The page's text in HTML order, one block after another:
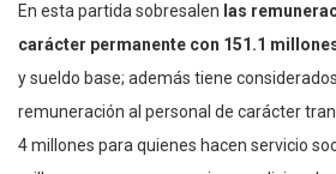
En esta partida sobresalen las
carácter permanente con 151.1
y sueldo base; además tiene
remuneración al personal de carácter
4 millones para quienes hacen servicio